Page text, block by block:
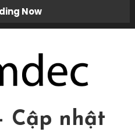
Now
Cập nhật